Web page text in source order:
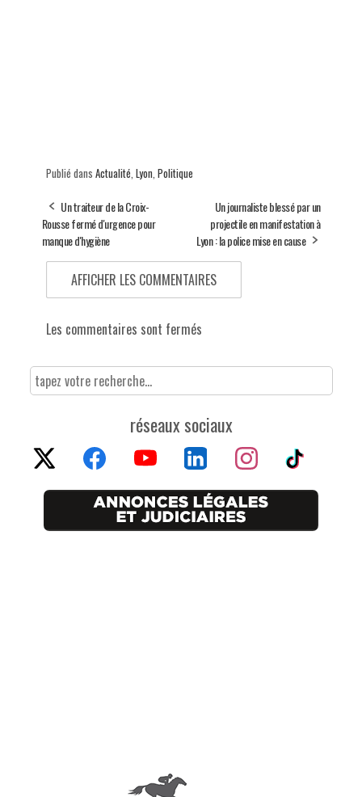
Publié dans Actualité Lyon Politique
Un traiteur de la Croix-
Rousse fermé d'urgence pour
manque d'hygiène
Un journaliste blessé par un
projectile en manifestation à
Lyon : la police mise en cause
AFFICHER LES COMMENTAIRES
Les commentaires sont fermés
réseaux sociaux